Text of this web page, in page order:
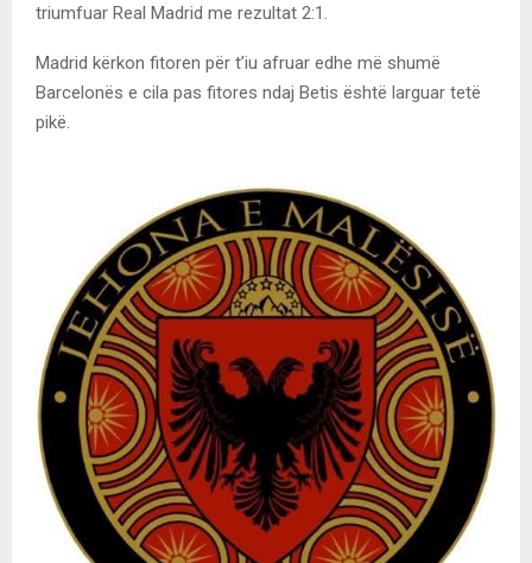
triumfuar Real Madrid me rezultat 2:1.
Madrid kërkon fitoren për t’iu afruar edhe më shumë
Barcelonës e cila pas fitores ndaj Betis është larguar tetë
pikë.